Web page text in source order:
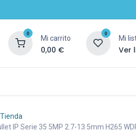
0
Mi carrito
0,00 €
0
Mi
Ver
Tienda
IP Serie 35 5MP 2.7-13.5mm H265